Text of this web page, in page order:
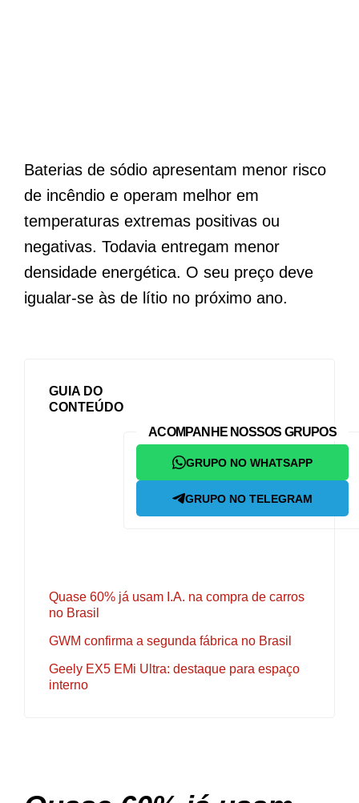
Baterias de sódio apresentam menor risco
de incêndio e operam melhor em
temperaturas extremas positivas ou
negativas. Todavia entregam menor
densidade energética. O seu preço deve
igualar-se às de lítio no próximo ano.
GUIA DO
CONTEÚDO
ACOMPANHE NOSSOS GRUPOS
GRUPO NO WHATSAPP
GRUPO NO TELEGRAM
Quase 60% já usam I.A. na compra de carros
no Brasil
GWM confirma a segunda fábrica no Brasil
Geely EX5 EMi Ultra: destaque para espaço
interno